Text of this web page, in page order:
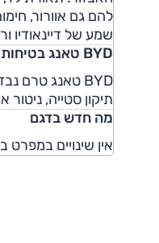
שמע של דיינאודיו
BYD טאנג בטיחות
תיקון סטייה,
מה חדש בדגם
אין שינויים במפרט